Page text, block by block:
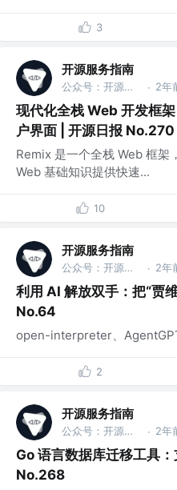
3
开源服务指南
公众号：开源服务指南 · 2年
现代化全栈 Web 开发框
户界面 | 开源日报 No.270
Remix 是一个全栈 Web 框架
Web 基础知识提供快速...
10
开源服务指南
公众号：开源服务指南 · 2年
利用 AI 解放双手：把“贾
No.64
open-interpreter、
2
开源服务指南
公众号：开源服务指南 · 2年
Go 语言数据库迁移工具
No.268